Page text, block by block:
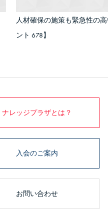
人材確保の施策も緊急性の
ント 678】
ナレッジプラザとは？
入会のご案内
お問い合わせ